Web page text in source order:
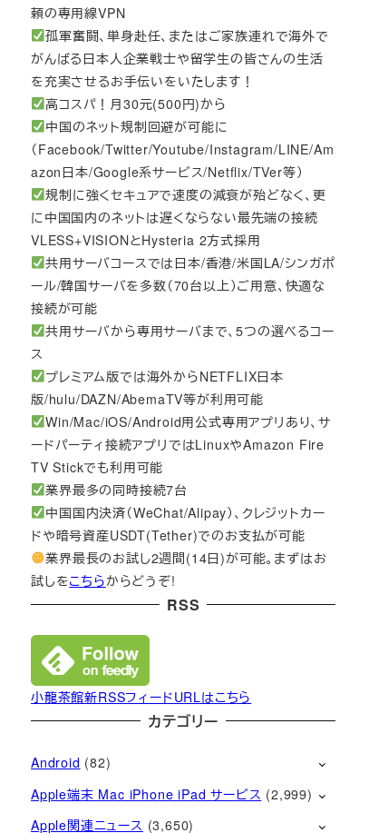
頼の専用線VPN
孤軍奮闘、単身赴任、またはご家族連れで海外で
がんばる日本人企業戦士や留学生の皆さんの生活
を充実させるお手伝いをいたします！
高コスパ！月30元(500円)から
中国のネット規制回避が可能に
（Facebook/Twitter/Youtube/Instagram/LINE/Am
azon日本/Google系サービス/Netflix/TVer等）
規制に強くセキュアで速度の減衰が殆どなく、更
に中国国内のネットは遅くならない最先端の接続
VLESS+VISIONとHysteria 2方式採用
共用サーバコースでは日本/香港/米国LA/シンガポ
ール/韓国サーバを多数（70台以上）ご用意、快適な
接続が可能
共用サーバから専用サーバまで、5つの選べるコー
ス
プレミアム版では海外からNETFLIX日本
版/hulu/DAZN/AbemaTV等が利用可能
Win/Mac/iOS/Android用公式専用アプリあり、サ
ードパーティ接続アプリではLinuxやAmazon Fire
TV Stickでも利用可能
業界最多の同時接続7台
中国国内決済（WeChat/Alipay）、クレジットカー
ドや暗号資産USDT(Tether)でのお支払が可能
業界最長のお試し2週間(14日)が可能。まずはお
試しをこちらからどうぞ!
RSS
小龍茶館新RSSフィードURLはこちら
カテゴリー
Android (82)
Apple端末 Mac iPhone iPad サービス (2,999)
Apple関連ニュース (3,650)